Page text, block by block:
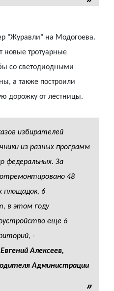
"Журавли" на Модогоева.
новые тротуарные
со светодиодными
а также построили
дорожку от лестницы.
избирателей
из разных программ
федеральных. За
48
площадок, 6
в этом году
еще 6
-
Алексеев,
Администрации